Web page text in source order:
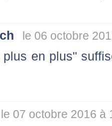
le 06 octobre
en plus"
le 07 octobre 2016 à